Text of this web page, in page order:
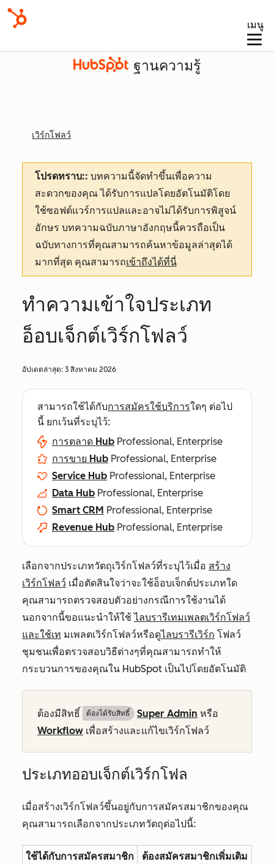
เมนู
ฐานความรู้
เวิร์กโฟลว์
โปรดทราบ:: บทความนี้จัดทำขึ้นเพื่อความ
สะดวกของคุณได้รับการแปลโดยอัตโนมัติโดย
ใช้ซอฟต์แวร์การแปลและอาจไม่ได้รับการพิสูจน์
อักษร บทความฉบับภาษาอังกฤษนี้ควรถือเป็น
ฉบับทางการที่คุณสามารถค้นหาข้อมูลล่าสุดได้
มากที่สุด คุณสามารถเข้าถึงได้ที่นี่
ทำความเข้าใจประเภท
อ็อบเจ็กต์เวิร์กโฟลว์
อัปเดตล่าสุด: 3 สิงหาคม 2026
สามารถใช้ได้กับการสมัครใช้บริการใดๆ ต่อไป
นี้ ยกเว้นที่ระบุไว้:
การตลาด Hub Professional, Enterprise
การขาย Hub Professional, Enterprise
Service Hub Professional, Enterprise
Data Hub Professional, Enterprise
Smart CRM Professional, Enterprise
Revenue Hub Professional, Enterprise
เลือกจากประเภทวัตถุเวิร์กโฟลว์ที่ระบุไว้เมื่อ สร้าง
เวิร์กโฟลว์ เมื่อตัดสินใจว่าจะใช้อ็อบเจ็กต์ประเภทใด
คุณสามารถตรวจสอบตัวอย่างกรณีการใช้งานได้
นอกจากนี้ขอแนะนำให้ใช้ไลบรารีเทมเพลตเวิร์กโฟลว์
และใช้เท มเพลตเวิร์กโฟลว์หรือดูไลบรารีเวิร์ก โฟลว์
ชุมชนเพื่อตรวจสอบวิธีต่างๆที่คุณสามารถทำให้
กระบวนการของคุณใน HubSpot เป็นไปโดยอัตโนมัติ
ต้องมีสิทธิ์ ต้องได้รับสิทธิ์​ Super Admin หรือ
Workflow เพื่อสร้างและแก้ไขเวิร์กโฟลว์
ประเภทออบเจ็กต์เวิร์กโฟล
เมื่อสร้างเวิร์กโฟลว์ขึ้นอยู่กับการสมัครสมาชิกของคุณ
คุณสามารถเลือกจากประเภทวัตถุต่อไปนี้:
ใช้ได้กับการสมัครสมาชิก
ต้องสมัครสมาชิกเพิ่มเติม